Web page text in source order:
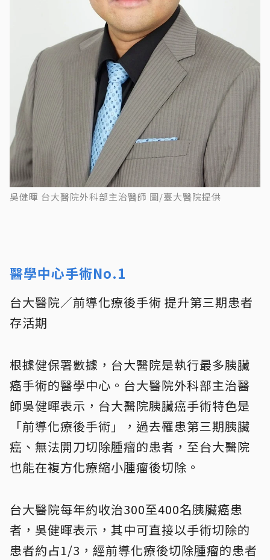
吳健暉 台大醫院外科部主治醫師 圖/臺大醫院提供
醫學中心手術No.1
台大醫院／前導化療後手術 提升第三期患者
存活期
根據健保署數據，台大醫院是執行最多胰臟
癌手術的醫學中心。台大醫院外科部主治醫
師吳健暉表示，台大醫院胰臟癌手術特色是
「前導化療後手術」，過去罹患第三期胰臟
癌、無法開刀切除腫瘤的患者，至台大醫院
也能在複方化療縮小腫瘤後切除。
台大醫院每年約收治300至400名胰臟癌患
者，吳健暉表示，其中可直接以手術切除的
患者約占1/3，經前導化療後切除腫瘤的患者